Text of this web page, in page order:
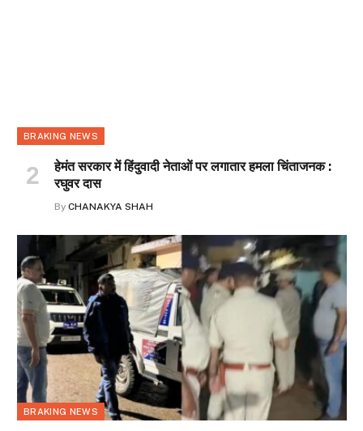
BRAKING NEWS
हेमंत सरकार में हिंदुवादी नेताओं पर लगातार हमला चिंताजनक :
रघुवर दास
By CHANAKYA SHAH
BRAKING NEWS